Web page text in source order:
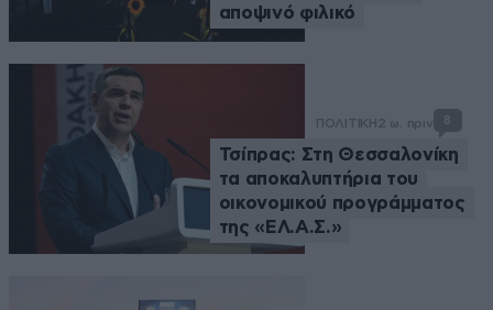
αποψινό φιλικό
ΠΟΛΙΤΙΚΗ 2 ω. πριν 8
Τσίπρας: Στη Θεσσαλονίκη
τα αποκαλυπτήρια του
οικονομικού προγράμματος
της «ΕΛ.Α.Σ.»